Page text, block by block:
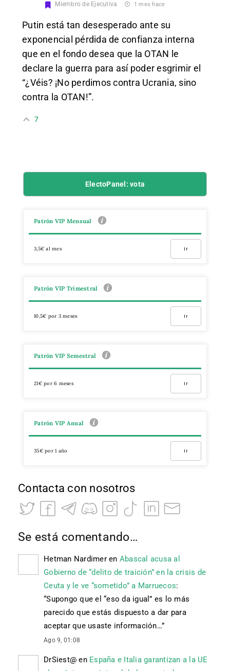
Miembro de Ejecutiva 1 mes hace
Putin está tan desesperado ante su
exponencial pérdida de confianza interna
que en el fondo desea que la OTAN le
declare la guerra para así poder esgrimir el
“¿Véis? ¡No perdimos contra Ucrania, sino
contra la OTAN!”.
7
ElectoPanel: vota
Patrón VIP Mensual
3,5€ al mes Ir
Patrón VIP Trimestral
10,5€ por 3 meses Ir
Patrón VIP Semestral
21€ por 6 meses Ir
Patrón VIP Anual
35€ por 1 año Ir
Contacta con nosotros
Se está comentando…
Hetman Nardimeren Abascal acusa al
Gobierno de “delito de traición” en la crisis de
Ceuta y le ve “sometido” a Marruecos:
“Supongo que el “eso da igual” es lo más
parecido que estás dispuesto a dar para
aceptar que usaste información…”
Ago 9, 01:08
DrSiest@ en España e Italia garantizan a la UE